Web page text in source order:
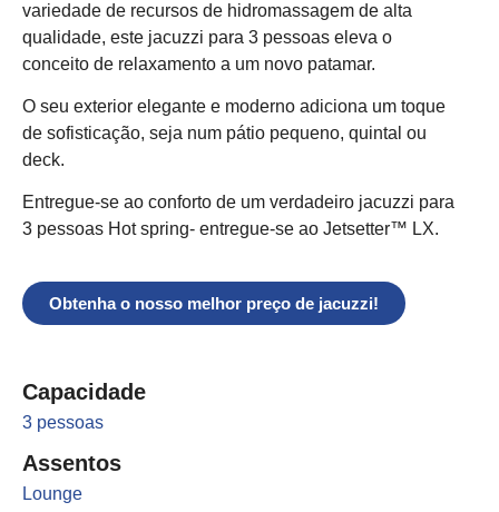
variedade de recursos de hidromassagem de alta
qualidade, este jacuzzi para 3 pessoas eleva o
conceito de relaxamento a um novo patamar.
O seu exterior elegante e moderno adiciona um toque
de sofisticação, seja num pátio pequeno, quintal ou
deck.
Entregue-se ao conforto de um verdadeiro jacuzzi para
3 pessoas Hot spring- entregue-se ao Jetsetter™ LX.
Obtenha o nosso melhor preço de jacuzzi!
Capacidade
3 pessoas
Assentos
Lounge